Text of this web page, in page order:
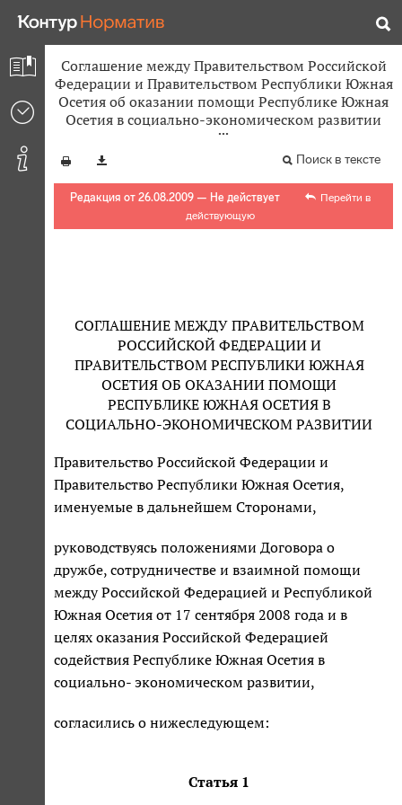
Соглашение между Правительством Российской
Федерации и Правительством Республики Южная
Осетия об оказании помощи Республике Южная
Осетия в социально-экономическом развитии
Поиск в тексте
Редакция от 26.08.2009 — Не действует
Перейти в
действующую
СОГЛАШЕНИЕ МЕЖДУ ПРАВИТЕЛЬСТВОМ
РОССИЙСКОЙ ФЕДЕРАЦИИ И
ПРАВИТЕЛЬСТВОМ РЕСПУБЛИКИ ЮЖНАЯ
ОСЕТИЯ ОБ ОКАЗАНИИ ПОМОЩИ
РЕСПУБЛИКЕ ЮЖНАЯ ОСЕТИЯ В
СОЦИАЛЬНО-ЭКОНОМИЧЕСКОМ РАЗВИТИИ
Правительство Российской Федерации и
Правительство Республики Южная Осетия,
именуемые в дальнейшем Сторонами,
руководствуясь положениями Договора о
дружбе, сотрудничестве и взаимной помощи
между Российской Федерацией и Республикой
Южная Осетия от 17 сентября 2008 года и в
целях оказания Российской Федерацией
содействия Республике Южная Осетия в
социально- экономическом развитии,
согласились о нижеследующем:
Статья 1